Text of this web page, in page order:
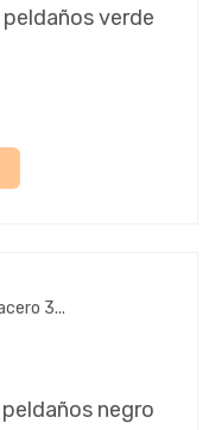
verde
negro